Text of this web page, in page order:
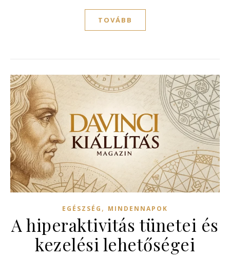
TOVÁBB
EGÉSZSÉG , MINDENNAPOK
A hiperaktivitás tünetei és
kezelési lehetőségei